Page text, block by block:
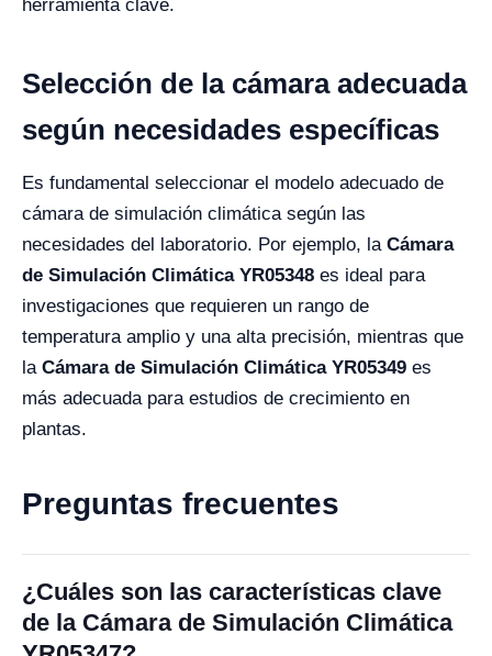
herramienta clave.
Selección de la cámara adecuada
según necesidades específicas
Es fundamental seleccionar el modelo adecuado de
cámara de simulación climática según las
necesidades del laboratorio. Por ejemplo, la Cámara
de Simulación Climática YR05348 es ideal para
investigaciones que requieren un rango de
temperatura amplio y una alta precisión, mientras que
la Cámara de Simulación Climática YR05349 es
más adecuada para estudios de crecimiento en
plantas.
Preguntas frecuentes
¿Cuáles son las características clave
de la Cámara de Simulación Climática